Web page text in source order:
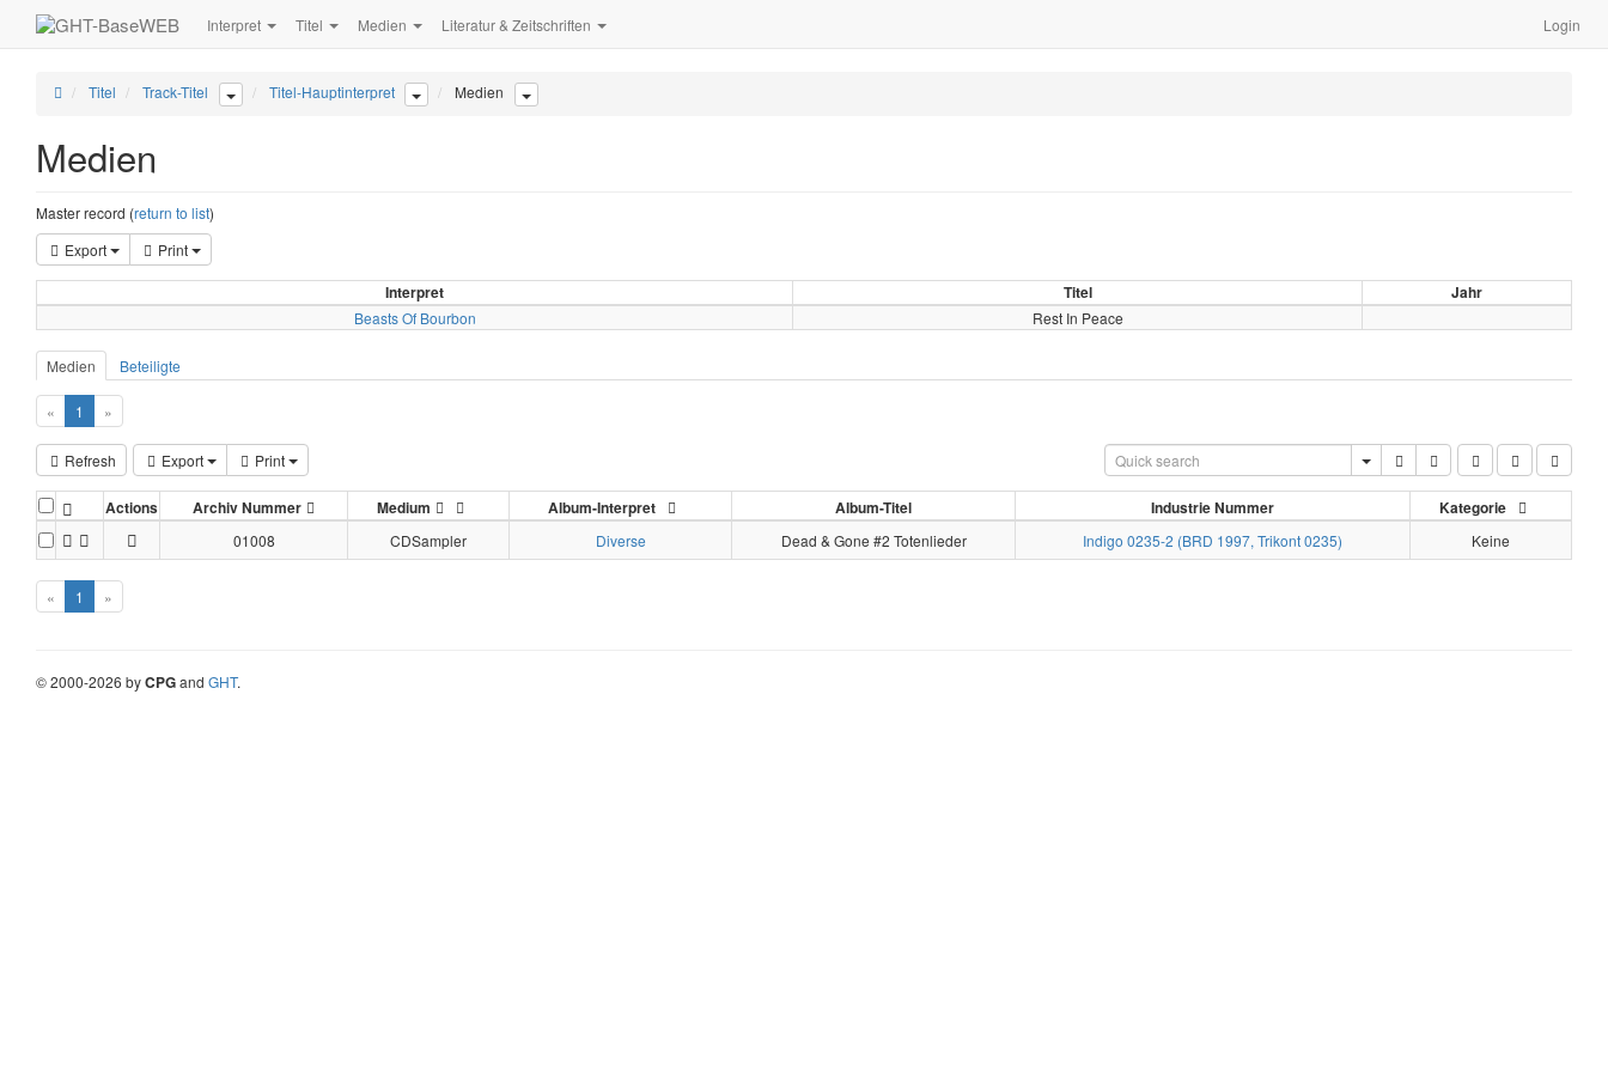
Login
Interpret Titel Medien Literatur & Zeitschriften
Titel Track-Titel Titel-Hauptinterpret Medien
Medien
Master record (return to list)
Export
Print
Interpret Titel Jahr
Beasts Of Bourbon Rest In Peace
Medien Beteiligte
« 1 »
Refresh Export Print
Actions Archiv Nummer Medium Album-Interpret Album-Titel Industrie Nummer Kategorie
01008 CDSampler Diverse Dead & Gone #2 Totenlieder Indigo 0235-2 (BRD 1997, Trikont 0235) Keine
« 1 »
©2000-2026 byCPGand GHT.